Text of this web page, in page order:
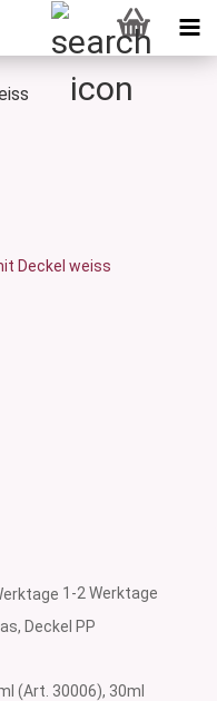
1-2 Werktage
Deckel PP
(Art. 30006), 30ml